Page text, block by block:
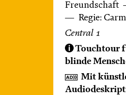
Freundschaft
Regie:
Central 1
Touchtour
blinde
Mit